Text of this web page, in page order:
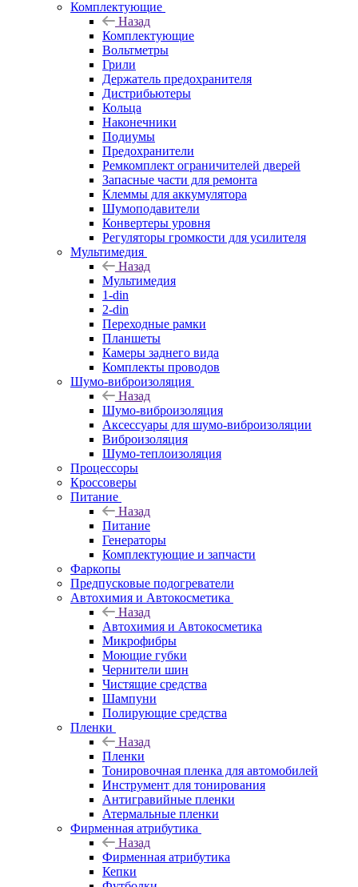
Комплектующие
Назад
Комплектующие
Вольтметры
Грили
Держатель предохранителя
Дистрибьютеры
Кольца
Наконечники
Подиумы
Предохранители
Ремкомплект ограничителей дверей
Запасные части для ремонта
Клеммы для аккумулятора
Шумоподавители
Конвертеры уровня
Регуляторы громкости для усилителя
Мультимедия
Назад
Мультимедия
1-din
2-din
Переходные рамки
Планшеты
Камеры заднего вида
Комплекты проводов
Шумо-виброизоляция
Назад
Шумо-виброизоляция
Аксессуары для шумо-виброизоляции
Виброизоляция
Шумо-теплоизоляция
Процессоры
Кроссоверы
Питание
Назад
Питание
Генераторы
Комплектующие и запчасти
Фаркопы
Предпусковые подогреватели
Автохимия и Автокосметика
Назад
Автохимия и Автокосметика
Микрофибры
Моющие губки
Чернители шин
Чистящие средства
Шампуни
Полирующие средства
Пленки
Назад
Пленки
Тонировочная пленка для автомобилей
Инструмент для тонирования
Антигравийные пленки
Атермальные пленки
Фирменная атрибутика
Назад
Фирменная атрибутика
Кепки